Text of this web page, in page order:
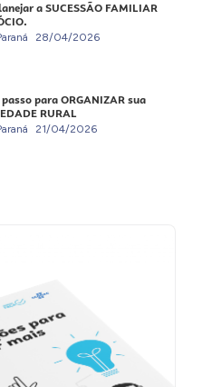
a SUCESSÃO FAMILIAR
28/04/2026
para ORGANIZAR sua
RURAL
21/04/2026